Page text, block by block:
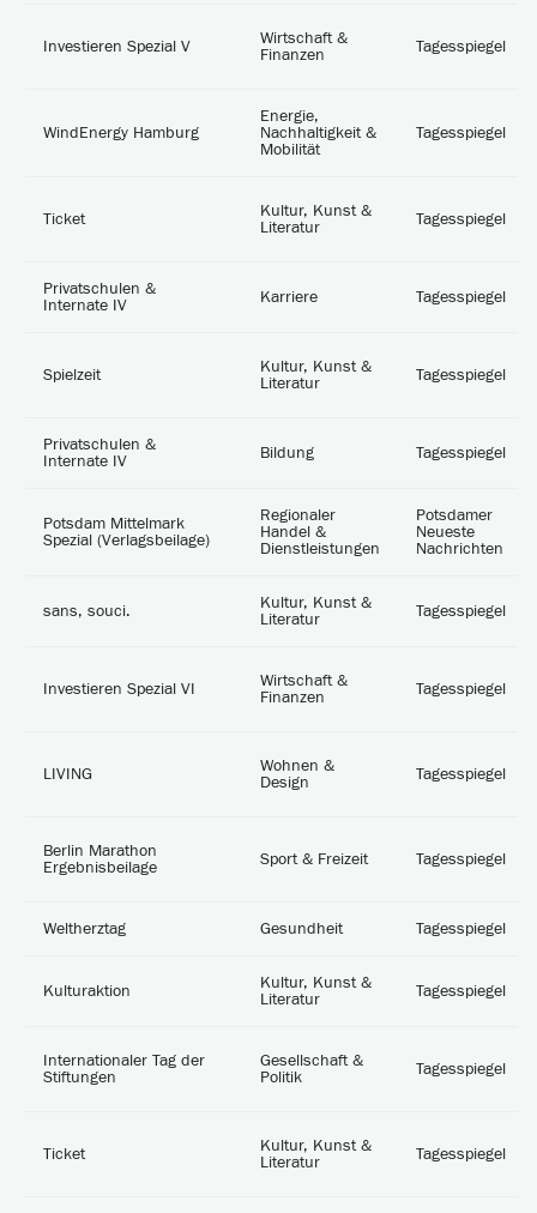
Investieren Spezial V
Wirtschaft &
Finanzen
Tagesspiegel
WindEnergy Hamburg
Energie,
Nachhaltigkeit &
Mobilität
Tagesspiegel
Ticket
Kultur, Kunst &
Literatur
Tagesspiegel
Privatschulen &
Internate IV
Karriere Tagesspiegel
Spielzeit
Kultur, Kunst &
Literatur
Tagesspiegel
Privatschulen &
Internate IV
Bildung Tagesspiegel
Potsdam Mittelmark
Spezial (Verlagsbeilage)
Regionaler
Handel &
Dienstleistungen
Potsdamer
Neueste
Nachrichten
sans, souci.
Kultur, Kunst &
Literatur
Tagesspiegel
Investieren Spezial VI
Wirtschaft &
Finanzen
Tagesspiegel
LIVING
Wohnen &
Design
Tagesspiegel
Berlin Marathon
Ergebnisbeilage
Sport & Freizeit Tagesspiegel
Weltherztag Gesundheit Tagesspiegel
Kulturaktion
Kultur, Kunst &
Literatur
Tagesspiegel
Internationaler Tag der
Stiftungen
Gesellschaft &
Politik
Tagesspiegel
Ticket
Kultur, Kunst &
Literatur
Tagesspiegel